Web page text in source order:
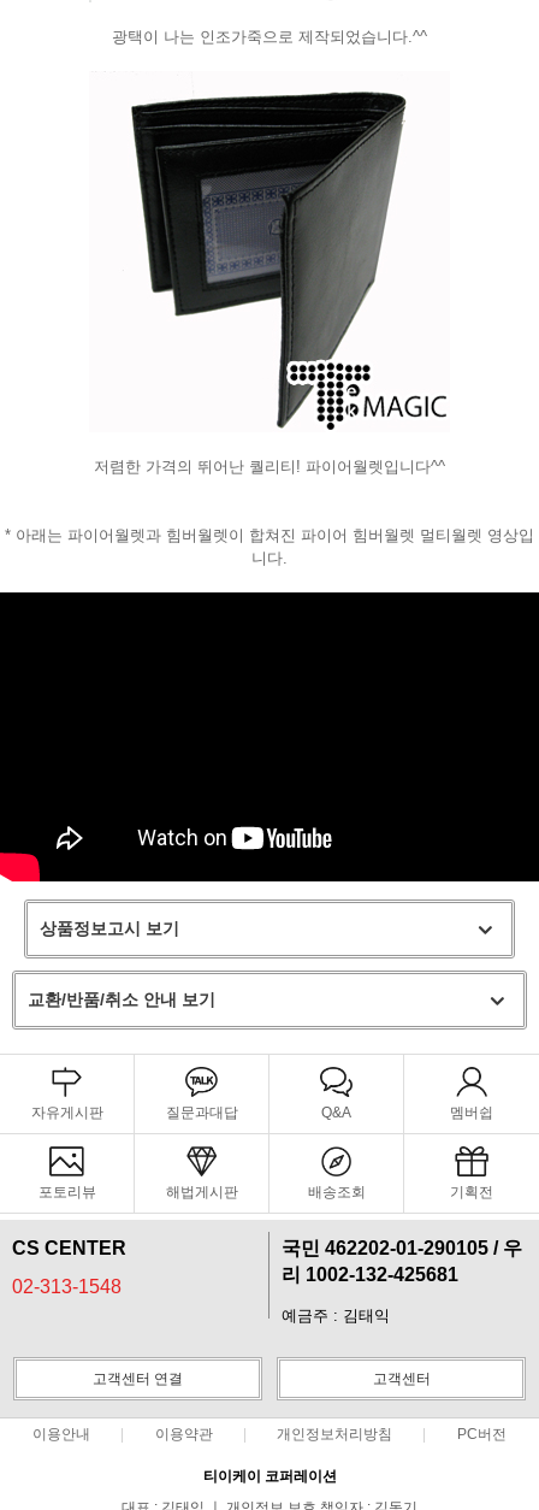
페이코 라이
프 하세요!
광택이 나는 인조가죽으로 제작되었습니다.^^
저렴한 가격의 뛰어난 퀄리티! 파이어월렛입니다^^
* 아래는 파이어월렛과 힘버월렛이 합쳐진 파이어 힘버월렛 멀티월렛 영상입
니다.
상품정보고시 보기
교환/반품/취소 안내 보기
자유게시판 질문과대답 Q&A 멤버쉽
포토리뷰 해법게시판 배송조회 기획전
CS CENTER
02-313-1548
국민 462202-01-290105 / 우
리 1002-132-425681
예금주 : 김태익
고객센터 연결 고객센터
이용안내 이용약관 개인정보처리방침 PC버전
티이케이 코퍼레이션